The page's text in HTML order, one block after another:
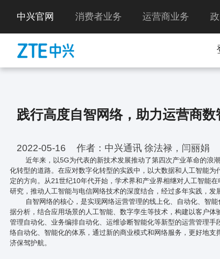
中兴官网 消费者业务 运营商业务
践行高度自智网络，助力运营商
2022-05-16 作者：中兴通讯 徐法禄，闫丽娟
近年来，以5G为代表的新技术发展推动了第四次产业革命的浪
化转型的道路。在应对数字化转型的实践中，以大数据和人工智能为
定的方向。从21世纪10年代开始，学术界和产业界相继对人工智能
研究，推动人工智能与电信网络技术的深度结合，经过多年实践，发
自智网络的核心，是实现网络运营管理的线上化、自动化、智
据分析，结合应用场景的人工智能、数字孪生等技术，构建以客户体
管理自动化、业务编排自动化、运维诊断智能化等新型的运营管理手
络自动化、智能化的体系，通过新的商业模式和网络服务，更好地支
济保驾护航。